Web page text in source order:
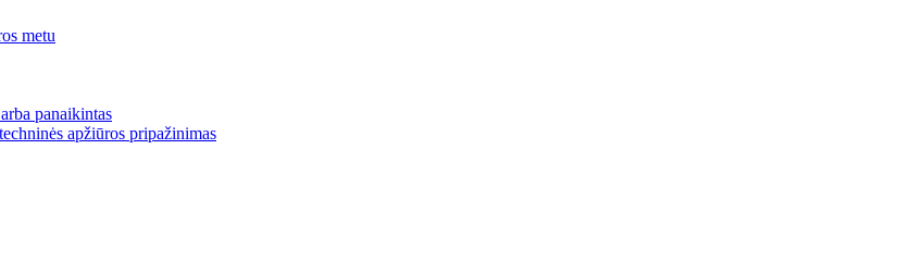
metu
panaikintas
apžiūros pripažinimas